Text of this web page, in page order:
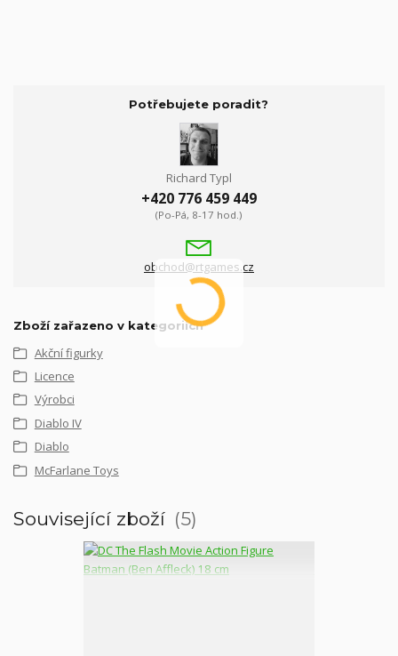
Potřebujete poradit?
Richard Typl
+420 776 459 449
(Po-Pá, 8-17 hod.)
obchod@rtgames.cz
Zboží zařazeno v kategoriích
Akční figurky
Licence
Výrobci
Diablo IV
Diablo
McFarlane Toys
Související zboží 5